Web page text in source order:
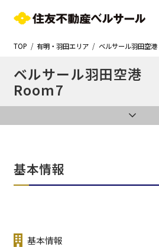
TOP
有明・羽田エリア ベルサール羽田空港
ベルサール羽田空港
Room7
基本情報
基本情報